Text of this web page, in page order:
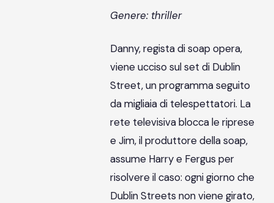
Genere: thriller
Danny, regista di soap opera,
viene ucciso sul set di Dublin
Street, un programma seguito
da migliaia di telespettatori. La
rete televisiva blocca le riprese
e Jim, il produttore della soap,
assume Harry e Fergus per
risolvere il caso: ogni giorno che
Dublin Streets non viene girato,